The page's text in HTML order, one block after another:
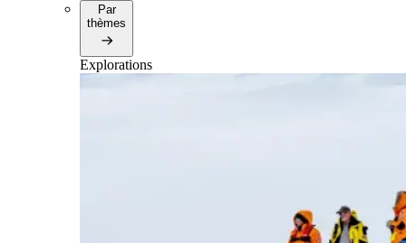
Par
thèmes
Explorations